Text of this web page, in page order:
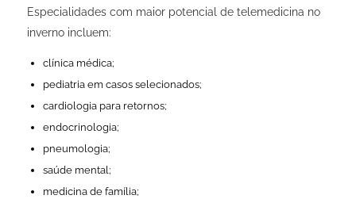
Especialidades com maior potencial de telemedicina no
inverno incluem:
clínica médica;
pediatria em casos selecionados;
cardiologia para retornos;
endocrinologia;
pneumologia;
saúde mental;
medicina de família;